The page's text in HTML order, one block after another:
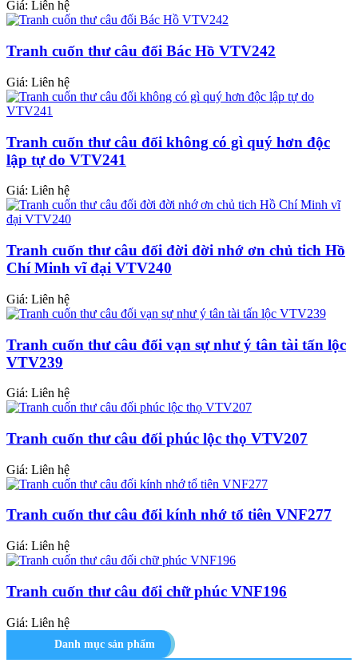
Giá: Liên hệ
Tranh cuốn thư câu đối Bác Hồ VTV242
Giá: Liên hệ
Tranh cuốn thư câu đối không có gì quý hơn độc
lập tự do VTV241
Giá: Liên hệ
Tranh cuốn thư câu đối đời đời nhớ ơn chủ tich Hồ
Chí Minh vĩ đại VTV240
Giá: Liên hệ
Tranh cuốn thư câu đối vạn sự như ý tân tài tấn lộc
VTV239
Giá: Liên hệ
Tranh cuốn thư câu đối phúc lộc thọ VTV207
Giá: Liên hệ
Tranh cuốn thư câu đối kính nhớ tổ tiên VNF277
Giá: Liên hệ
Tranh cuốn thư câu đối chữ phúc VNF196
Giá: Liên hệ
Danh mục sản phẩm